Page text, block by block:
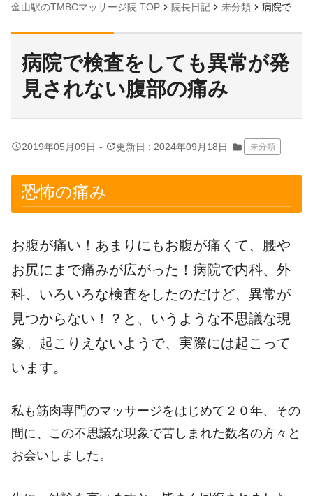
金山駅のTMBCマッサージ院 TOP chevron_right 院長日記 chevron_right 未分類 chevron_right 病院で検査をしても異常が発見されない腹部の痛み
病院で検査をしても異常が発
見されない腹部の痛み
query_builder2019年05月09日 - update更新日 : 2024年09月18日 folder 未分類
恐怖の痛み
お腹が痛い！あまりにもお腹が痛くて、腰や
お尻にまで痛みが広がった！病院で内科、外
科、いろいろな検査をしたのだけど、異常が
見つからない！？と、いうような不思議な現
象。起こりえないようで、実際には起こって
います。
私も筋肉専門のマッサージをはじめて２０年、その
間に、この不思議な現象で苦しまれた数名の方々と
お会いしました。